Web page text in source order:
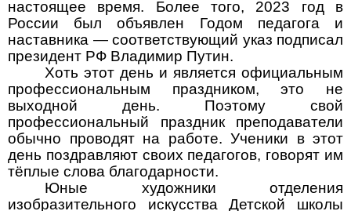
настоящее время. Более того, 2023 год в
России был объявлен Годом педагога и
наставника — соответствующий указ подписал
президент РФ Владимир Путин.
Хоть этот день и является официальным
профессиональным праздником, это не
выходной день. Поэтому свой
профессиональный праздник преподаватели
обычно проводят на работе. Ученики в этот
день поздравляют своих педагогов, говорят им
тёплые слова благодарности.
Юные художники отделения
изобразительного искусства Детской школы